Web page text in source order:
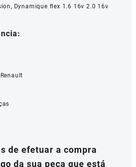
Dynamique flex 1.6 16v 2.0 16v
de efetuar a compra
da sua peça que está